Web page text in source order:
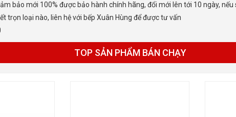
bảo mới 100% được bảo hành chính hãng, đổi mới lên tới 10 ngày,
trọn loại nào, liên hệ với bếp Xuân Hùng để được tư vấn
TOP SẢN PHẨM BÁN CHẠY